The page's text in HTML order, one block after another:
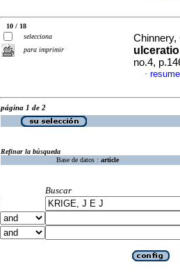
10 / 18
selecciona
para imprimir
no.4,
·
página 1 de 2
Refinar la búsqueda
Base de datos : article
Buscar